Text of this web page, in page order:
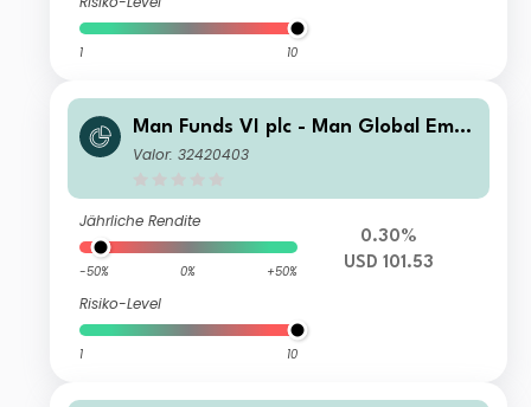
1 10
Man Funds VI plc - Man Global Emer
ging Markets Debt Total Return I US
Valor: 32420403
Jährliche Rendite
-50% 0% +50%
Risiko-Level
1 10
0.30%
USD 101.53